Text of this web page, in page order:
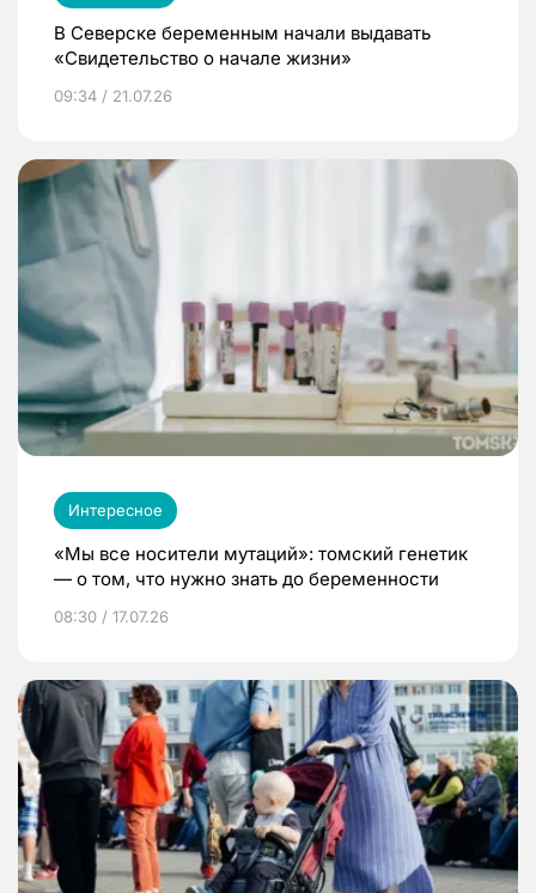
В Северске беременным начали выдавать
«Свидетельство о начале жизни»
09:34 / 21.07.26
Интересное
«Мы все носители мутаций»: томский генетик
— о том, что нужно знать до беременности
08:30 / 17.07.26